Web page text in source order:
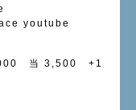
youtube
当 3,500 +1